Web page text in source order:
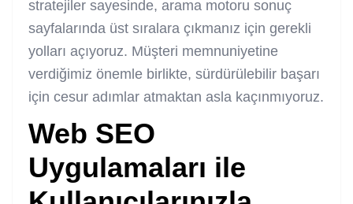
stratejiler sayesinde, arama motoru sonuç
sayfalarında üst sıralara çıkmanız için gerekli
yolları açıyoruz. Müşteri memnuniyetine
verdiğimiz önemle birlikte, sürdürülebilir başarı
için cesur adımlar atmaktan asla kaçınmıyoruz.
Web SEO
Uygulamaları ile